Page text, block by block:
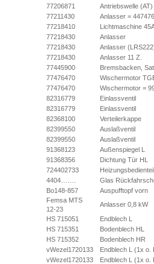
77206871
Antriebswelle (AT)
77211430
Anlasser =
77218410
Lichtmaschine
77218430
Anlasser
77218430
Anlasser
77218430
Anlasser 11 Z.
77445900
Bremsbacken,
77476470
Wischermotor
77476470
Wischermotor =
82316779
Einlassventil
82316779
Einlassventil
82368100
Verteilerkappe
82399550
Auslaßventil
82399550
Auslaßventil
91368123
Außenspiegel L
91368356
Dichtung Tür HL
724402733
Heizungsbedienteil
4404…….
Glas
Bo148-857
Auspufftopf vorn
Femsa MTS
12-23
Anlasser 0,8 kW
HS 715051
Endblech L
HS 715351
Bodenblech HL
HS 715352
Bodenblech HR
vWezel1720133
Endblech L (1x o.
vWezel1720133
Endblech L (1x o.